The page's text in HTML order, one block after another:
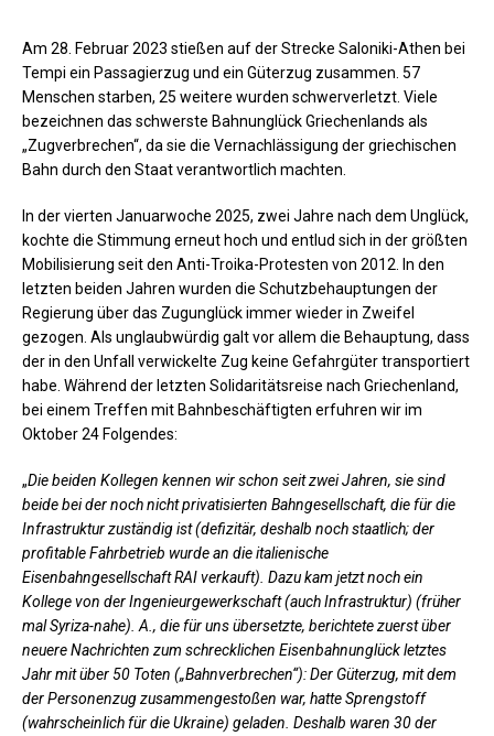
Am 28. Februar 2023 stießen auf der Strecke Saloniki-Athen bei
Tempi ein Passagierzug und ein Güterzug zusammen. 57
Menschen starben, 25 weitere wurden schwerverletzt. Viele
bezeichnen das schwerste Bahnunglück Griechenlands als
„Zugverbrechen“, da sie die Vernachlässigung der griechischen
Bahn durch den Staat verantwortlich machten.
In der vierten Januarwoche 2025, zwei Jahre nach dem Unglück,
kochte die Stimmung erneut hoch und entlud sich in der größten
Mobilisierung seit den Anti-Troika-Protesten von 2012. In den
letzten beiden Jahren wurden die Schutzbehauptungen der
Regierung über das Zugunglück immer wieder in Zweifel
gezogen. Als unglaubwürdig galt vor allem die Behauptung, dass
der in den Unfall verwickelte Zug keine Gefahrgüter transportiert
habe. Während der letzten Solidaritätsreise nach Griechenland,
bei einem Treffen mit Bahnbeschäftigten erfuhren wir im
Oktober 24 Folgendes:
„Die beiden Kollegen kennen wir schon seit zwei Jahren, sie sind
beide bei der noch nicht privatisierten Bahngesellschaft, die für die
Infrastruktur zuständig ist (defizitär, deshalb noch staatlich; der
profitable Fahrbetrieb wurde an die italienische
Eisenbahngesellschaft RAI verkauft). Dazu kam jetzt noch ein
Kollege von der Ingenieurgewerkschaft (auch Infrastruktur) (früher
mal Syriza-nahe). A., die für uns übersetzte, berichtete zuerst über
neuere Nachrichten zum schrecklichen Eisenbahnunglück letztes
Jahr mit über 50 Toten („Bahnverbrechen“): Der Güterzug, mit dem
der Personenzug zusammengestoßen war, hatte Sprengstoff
(wahrscheinlich für die Ukraine) geladen. Deshalb waren 30 der